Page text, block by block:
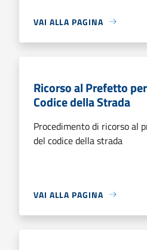
VAI ALLA PAGINA
Ricorso al Prefetto
Codice della Strada
Procedimento di ricorso al
del codice della strada
VAI ALLA PAGINA